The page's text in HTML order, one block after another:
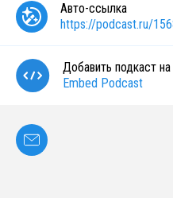
Авто-ссылка
https://podcast.ru/
Добавить подкаст на
Embed Podcast